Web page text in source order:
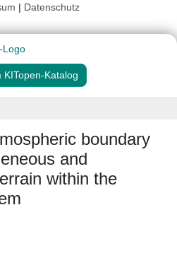
| Datenschutz
KITopen-Katalog
boundary
and
within the